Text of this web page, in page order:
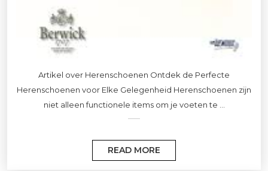
Artikel over Herenschoenen Ontdek de Perfecte
Herenschoenen voor Elke Gelegenheid Herenschoenen zijn
niet alleen functionele items om je voeten te ...
READ MORE